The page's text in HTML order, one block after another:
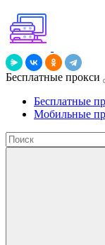
Бесплатные прокси
Бесплатные
Мобильные